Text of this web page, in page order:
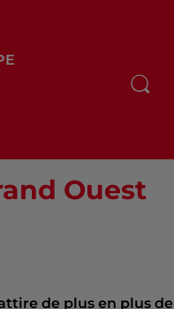
Ouest
de plus en plus de